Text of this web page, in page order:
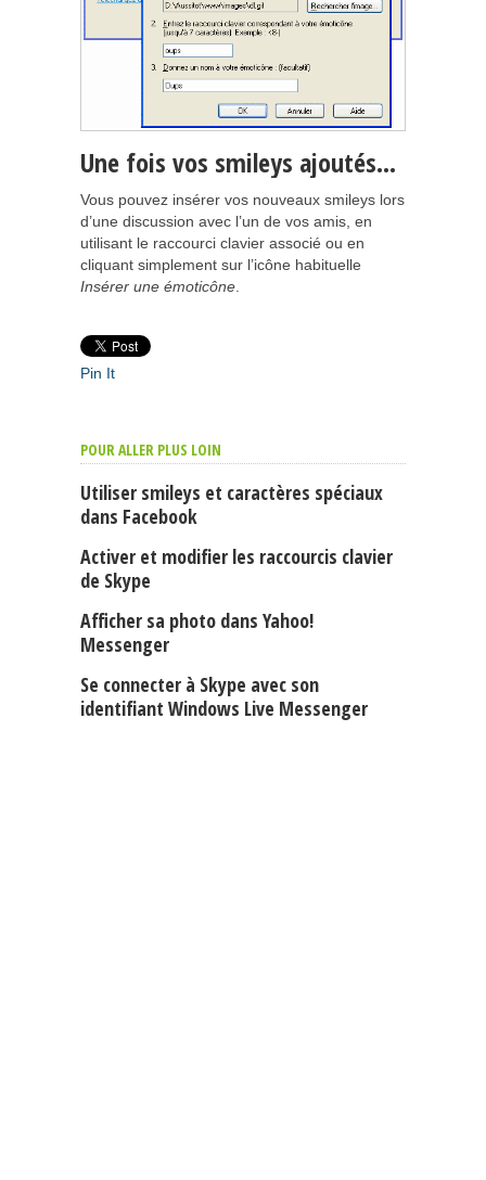
Une fois vos smileys ajoutés…
Vous pouvez insérer vos nouveaux smileys lors
d’une discussion avec l’un de vos amis, en
utilisant le raccourci clavier associé ou en
cliquant simplement sur l’icône habituelle
Insérer une émoticône
Pin It
POUR ALLER PLUS LOIN
Utiliser smileys et caractères spéciaux
dans Facebook
Activer et modifier les raccourcis clavier
de Skype
Afficher sa photo dans Yahoo!
Messenger
Se connecter à Skype avec son
identifiant Windows Live Messenger